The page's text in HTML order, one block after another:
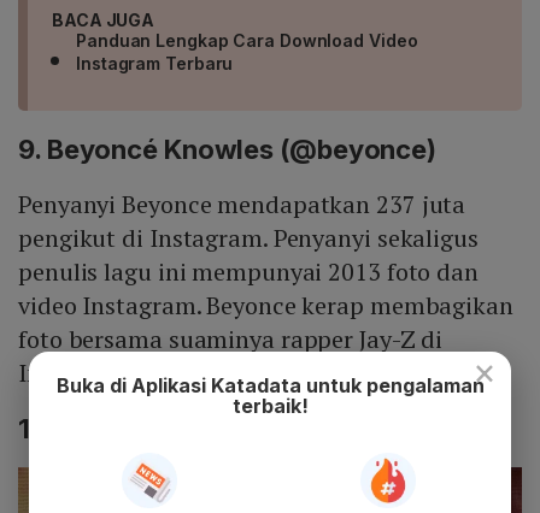
BACA JUGA
Panduan Lengkap Cara Download Video
Instagram Terbaru
9. Beyoncé Knowles (@beyonce)
Penyanyi Beyonce mendapatkan 237 juta
pengikut di Instagram. Penyanyi sekaligus
penulis lagu ini mempunyai 2013 foto dan
video Instagram. Beyonce kerap membagikan
foto bersama suaminya rapper Jay-Z di
Instagram.
10. Justin Bieber (@justinbieber)
×
Buka di Aplikasi Katadata untuk pengalaman
terbaik!